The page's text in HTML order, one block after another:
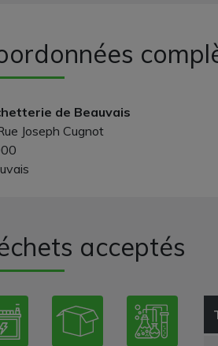
de Beauvais
Joseph Cugnot
acceptés